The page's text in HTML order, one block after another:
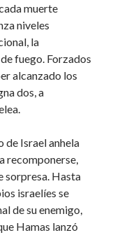
muerte
niveles
la
fuego. Forzados
alcanzado los
dos, a
de Israel anhela
recomponerse,
sorpresa. Hasta
israelíes se
de su enemigo,
Hamas lanzó